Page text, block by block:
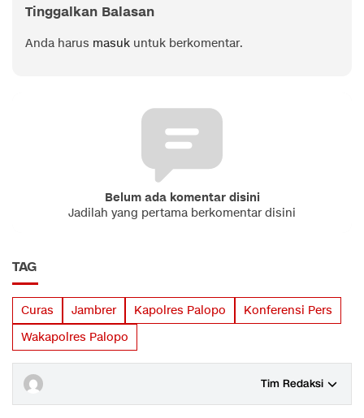
Tinggalkan Balasan
Anda harus masuk untuk berkomentar.
Belum ada komentar disini
Jadilah yang pertama berkomentar disini
TAG
Curas Jambrer Kapolres Palopo
Konferensi Pers
Wakapolres Palopo
Tim Redaksi